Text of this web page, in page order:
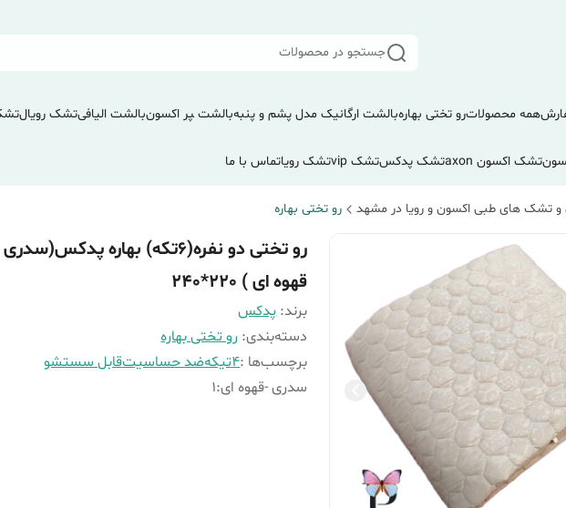
جستجو در محصولات
همه محصولاترو تختی بهارهبالشت ارگانیک مدل پشم و پنبهبالشت ‍‍‍پر اکسونبالشت الیافیتشک رویال
تشک اکسون axon تشک پدکستشک vip تشک رویاتماس با ما
تشک های طبی اکسون و رویا در مشهد رو تختی بهاره
رو تختی دو نفره(۶تکه) بهاره
قهوه ای ) 220*240
برند: پدکس
دسته‌بندی: رو تختی بهاره
برچسب‌ها :4تیکه ضد حساسیتقابل سستشو
سدری -قهوه ای:
1